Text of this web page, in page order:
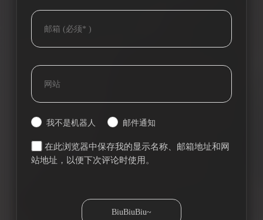
我不是机器人 邮件通知
在此浏览器中保存我的显示名称、邮箱地址和网
站地址，以便下次评论时使用。